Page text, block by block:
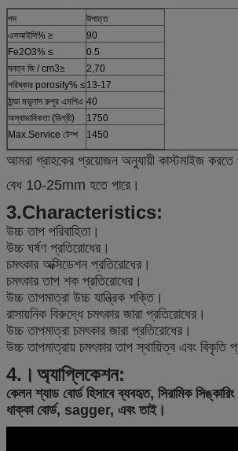
পদ
উপাত্ত
এসআইসি% ≥
90
Fe2O3% ≤
0.5
ঘনত্ব জি / cm3≥
2,70
পরিষ্কার porosity% ≤13-17
ঠান্ডা মডুলাস রুপুর এমপিএ 40
অস্বাভাবিকতা (ডিগ্রী)
1750
Max.Service টেম্প
1450
আমরা গ্রাহকের প্রয়োজন অনুযায়ী কাস্টমাইজ করতে
বেধ 10-25mm হতে পারে।
3.Characteristics:
উচ্চ তাপ পরিবাহিতা।
উচ্চ ঘর্ষণ প্রতিরোধের।
চমৎকার অক্সিডেশন প্রতিরোধের।
চমৎকার তাপ শক প্রতিরোধের।
উচ্চ তাপমাত্রা উচ্চ যান্ত্রিক শক্তি।
রাসায়নিক বিরুদ্ধে চমৎকার জারা প্রতিরোধের।
উচ্চ তাপমাত্রা চমৎকার জারা প্রতিরোধের।
উচ্চ তাপমাত্রায় চমৎকার তাপ স্থায়িত্ব এবং বিকৃতি
4.। অ্যাপ্লিকেশন:
কেলন শ্যাড বোর্ড হিসাবে ব্যবহৃত, সিরামিক
ধাক্কা বোর্ড, sagger, এবং তাই।